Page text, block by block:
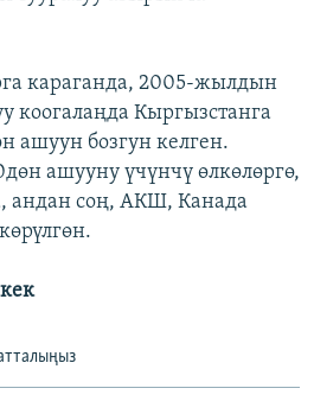
караганда, 2005-жылдын
коогалаңда Кыргызстанга
ашуун бозгун келген.
ашууну үчүнчү өлкөлөргө,
андан соң, АКШ, Канада